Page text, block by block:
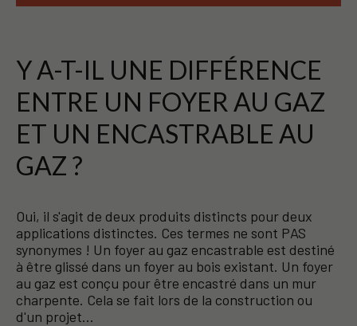
Y A-T-IL UNE DIFFÉRENCE
ENTRE UN FOYER AU GAZ
ET UN ENCASTRABLE AU
GAZ ?
Oui, il s'agit de deux produits distincts pour deux
applications distinctes. Ces termes ne sont PAS
synonymes ! Un foyer au gaz encastrable est destiné
à être glissé dans un foyer au bois existant. Un foyer
au gaz est conçu pour être encastré dans un mur
charpente. Cela se fait lors de la construction ou
d'un projet…